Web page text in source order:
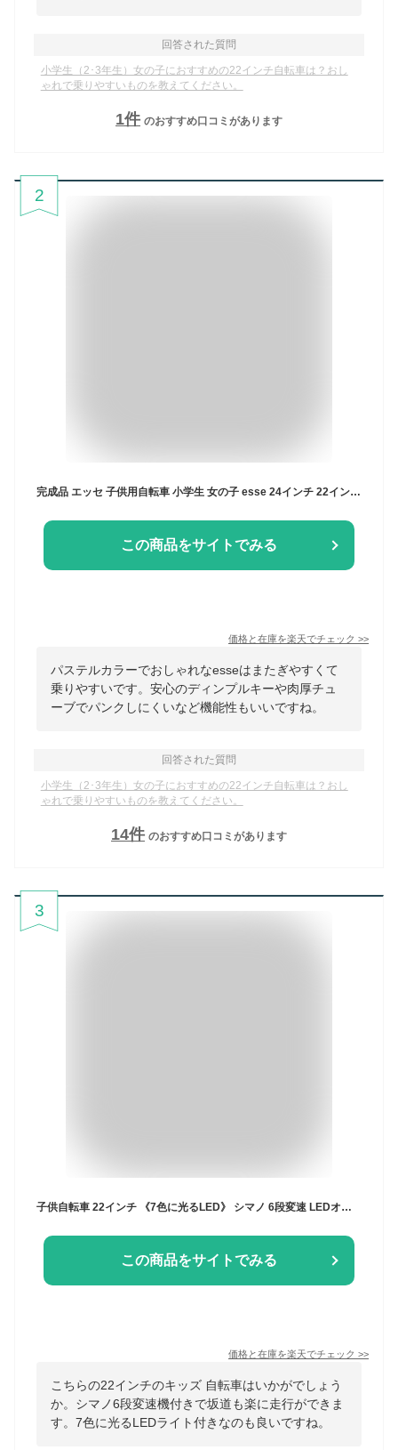
回答された質問
小学生（2･3年生）女の子におすすめの22インチ自転車は？おし
ゃれで乗りやすいものを教えてください。
1件 のおすすめ口コミがあります
2
この商品をサイトでみる
価格と在庫を楽天でチェック >>
パステルカラーでおしゃれなesseはまたぎやすくて
乗りやすいです。安心のディンプルキーや肉厚チュ
ーブでパンクしにくいなど機能性もいいですね。
回答された質問
小学生（2･3年生）女の子におすすめの22インチ自転車は？おし
ゃれで乗りやすいものを教えてください。
14件 のおすすめ口コミがあります
3
この商品をサイトでみる
価格と在庫を楽天でチェック >>
こちらの22インチのキッズ 自転車はいかがでしょう
か。シマノ6段変速機付きで坂道も楽に走行ができま
す。7色に光るLEDライト付きなのも良いですね。